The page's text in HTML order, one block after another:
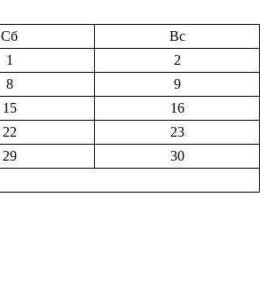
Сб
Вс
1
2
8
9
15
16
22
23
29
30